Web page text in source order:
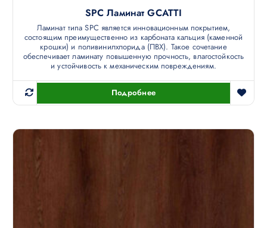
SPC Ламинат GCATTI
Ламинат типа SPC является инновационным покрытием,
состоящим преимущественно из карбоната кальция (каменной
крошки) и поливинилхлорида (ПВХ). Такое сочетание
обеспечивает ламинату повышенную прочность, влагостойкость
и устойчивость к механическим повреждениям.
Подробнее